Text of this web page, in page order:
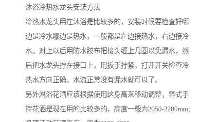
沐浴冷热水龙头安装方法
冷热水龙头用在沐浴是比较多的，安装时候要检查好哪
边是冷水哪边是热水，一般都是左边接热水，右边接冷
水。对上以后用防水胶布把接头缠上几圈以免漏水，然
后把水龙头拧在接口上，用扳手拧紧，打开开关检查冷
热水方向正确，水流正常没有漏水就可以了。
另外淋浴花洒应该根据使用这身高来移动调整，竖式手
持花洒是现在用的比较多的，高度一般为2050-2200mm;